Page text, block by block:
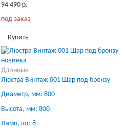
94 490 р.
под заказ
Купить
новинка
Длинные
Люстра Винтаж 001 Шар под бронзу
Диаметр, мм: 800
Высота, мм: 800
Ламп, шт: 8